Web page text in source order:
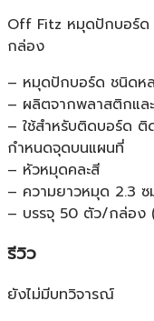
Off Fitz หมุดปักบอร์ด
กล่อง
– หมุดปักบอร์ด ชนิดห
– ผลิตจากพลาสติกแล
– ใช้สำหรับติดบอร์ด ติ
กำหนดจุดบนแผนที่
– หัวหมุดคละสี
– ความยาวหมุด 2.3 ซ
– บรรจุ 50 ตัว/กล่อง
รีวิว
ยังไม่มีบทวิจารณ์